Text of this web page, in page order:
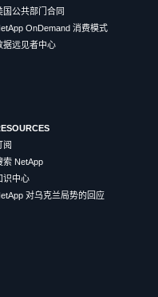
国公共部门合同
OnDemand 消费模式
据远见者中心
阅
索 NetApp
识中心
对乌克兰局势的回应